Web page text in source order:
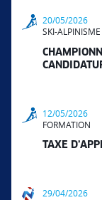
20/05/2026
SKI-ALPINISME
12/05/2026
FORMATION
TAXE
29/04/2026